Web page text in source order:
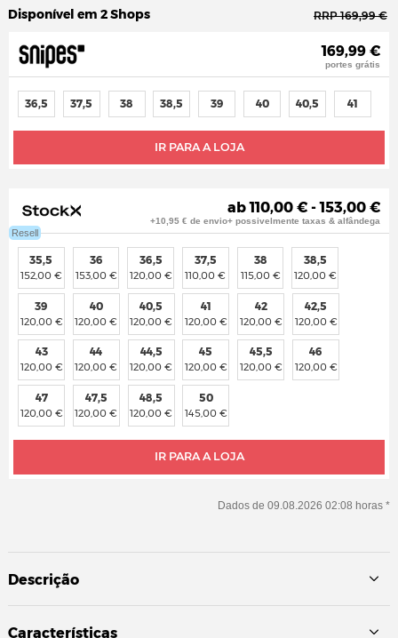
Disponível em 2 Shops RRP 169,99 €
169,99 €
portes grátis
IR PARA A LOJA
36,5 37,5 38 38,5 39 40 40,5 41
Resell
ab 110,00 € - 153,00 €
+10,95 € de envio+ possivelmente taxas & alfândega
IR PARA A LOJA
35,5
152,00 €
36
153,00 €
36,5
120,00 €
37,5
110,00 €
38
115,00 €
38,5
120,00 €
39
120,00 €
40
120,00 €
40,5
120,00 €
41
120,00 €
42
120,00 €
42,5
120,00 €
43
120,00 €
44
120,00 €
44,5
120,00 €
45
120,00 €
45,5
120,00 €
46
120,00 €
47
120,00 €
47,5
120,00 €
48,5
120,00 €
50
145,00 €
Dados de 09.08.2026 02:08 horas *
Descrição
Características